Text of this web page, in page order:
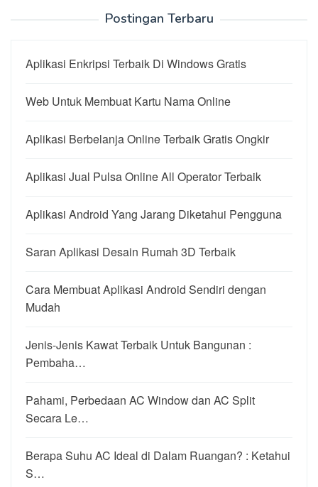
Postingan Terbaru
Aplikasi Enkripsi Terbaik Di Windows Gratis
Web Untuk Membuat Kartu Nama Online
Aplikasi Berbelanja Online Terbaik Gratis Ongkir
Aplikasi Jual Pulsa Online All Operator Terbaik
Aplikasi Android Yang Jarang Diketahui Pengguna
Saran Aplikasi Desain Rumah 3D Terbaik
Cara Membuat Aplikasi Android Sendiri dengan
Mudah
Jenis-Jenis Kawat Terbaik Untuk Bangunan :
Pembaha…
Pahami, Perbedaan AC Window dan AC Split
Secara Le…
Berapa Suhu AC Ideal di Dalam Ruangan? : Ketahui
S…